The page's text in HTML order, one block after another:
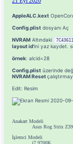
AppleALC.kext
Config.plist dosyanı Aç
NVRAM Altındaki
layout id'ini yaz kaydet.
örnek: alcid=28
Config.plist üzerinde
NVRAM Reset
Edit: Resim
Anakart Modeli
Asus Rog Strix
İşlemci Modeli
i7 9700K